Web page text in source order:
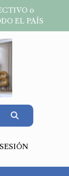
o
EL PAÍS